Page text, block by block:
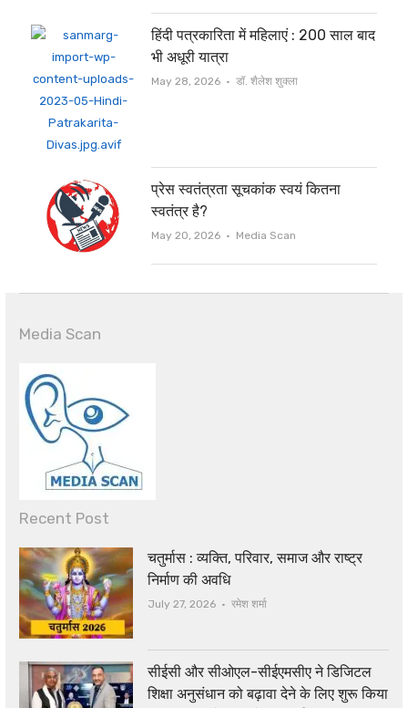
हिंदी पत्रकारिता में महिलाएं : 200 साल बाद
भी अधूरी यात्रा
May 28, 2026 Author
डॉ. शैलेश शुक्ला
प्रेस स्वतंत्रता सूचकांक स्वयं कितना
स्वतंत्र है?
May 20, 2026 Author
Media Scan
Media Scan
Recent Post
चतुर्मास : व्यक्ति, परिवार, समाज और राष्ट्र
निर्माण की अवधि
July 27, 2026 Author
रमेश शर्मा
सीईसी और सीओएल-सीईएमसीए ने डिजिटल
शिक्षा अनुसंधान को बढ़ावा देने के लिए शुरू किया